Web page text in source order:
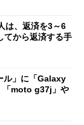
は、返済を3～6
てから返済する手
ル」に「Galaxy
moto g37j」や